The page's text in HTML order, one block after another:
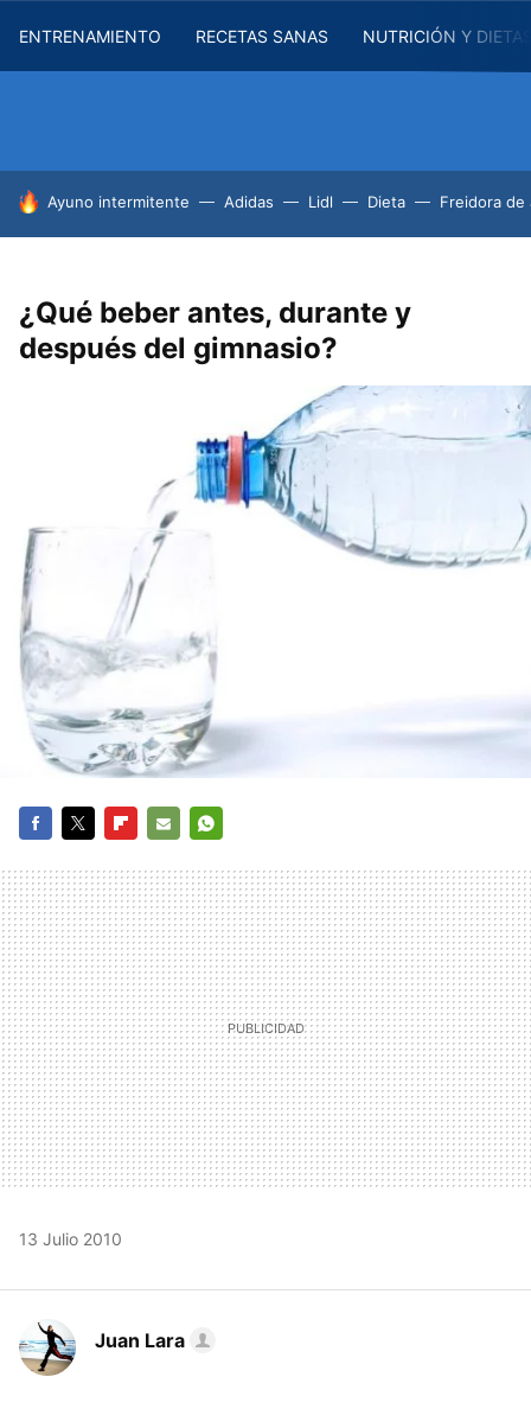
ENTRENAMIENTO RECETAS SANAS NUTRICIÓN Y
HOY SE HABLA DE
Ayuno intermitente Adidas Lidl Dieta Freidora de
¿Qué beber antes, durante y
después del gimnasio?
MAIL
13 Julio 2010
Juan Lara